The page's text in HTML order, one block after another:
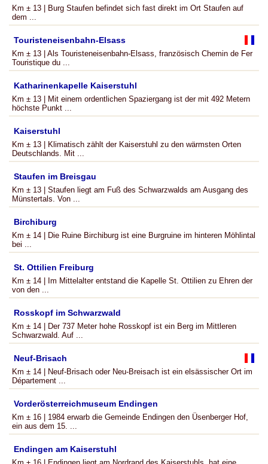
Km ± 13 | Burg Staufen befindet sich fast direkt im Ort Staufen auf
dem ...
Touristeneisenbahn-Elsass
Km ± 13 | Als Touristeneisenbahn-Elsass, französisch Chemin de Fer
Touristique du ...
Katharinenkapelle Kaiserstuhl
Km ± 13 | Mit einem ordentlichen Spaziergang ist der mit 492 Metern
höchste Punkt ...
Kaiserstuhl
Km ± 13 | Klimatisch zählt der Kaiserstuhl zu den wärmsten Orten
Deutschlands. Mit ...
Staufen im Breisgau
Km ± 13 | Staufen liegt am Fuß des Schwarzwalds am Ausgang des
Münstertals. Von ...
Birchiburg
Km ± 14 | Die Ruine Birchiburg ist eine Burgruine im hinteren Möhlintal
bei ...
St. Ottilien Freiburg
Km ± 14 | Im Mittelalter entstand die Kapelle St. Ottilien zu Ehren der
von den ...
Rosskopf im Schwarzwald
Km ± 14 | Der 737 Meter hohe Rosskopf ist ein Berg im Mittleren
Schwarzwald. Auf ...
Neuf-Brisach
Km ± 14 | Neuf-Brisach oder Neu-Breisach ist ein elsässischer Ort im
Département ...
Vorderösterreichmuseum Endingen
Km ± 16 | 1984 erwarb die Gemeinde Endingen den Üsenberger Hof,
ein aus dem 15. ...
Endingen am Kaiserstuhl